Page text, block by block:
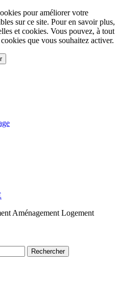
pour améliorer votre
sur ce site. Pour en savoir plus,
et cookies. Vous pouvez, à tout
que vous souhaitez activer.
Aménagement Logement
Rechercher